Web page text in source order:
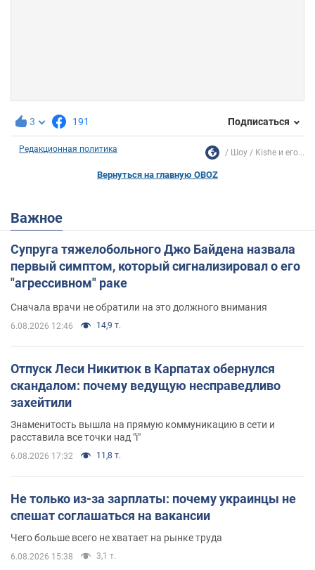
3 191 Подписаться
Редакционная политика Шоу Kishe и его...
Вернуться на главную OBOZ
Важное
Супруга тяжелобольного Джо Байдена назвала
первый симптом, который сигнализировал о его
"агрессивном" раке
Сначала врачи не обратили на это должного внимания
6.08.2026 12:46 14,9 т.
Отпуск Леси Никитюк в Карпатах обернулся
скандалом: почему ведущую несправедливо
захейтили
Знаменитость вышла на прямую коммуникацию в сети и
расставила все точки над "i"
6.08.2026 17:32 11,8 т.
Не только из-за зарплаты: почему украинцы не
спешат соглашаться на вакансии
Чего больше всего не хватает на рынке труда
6.08.2026 15:38 3,1 т.